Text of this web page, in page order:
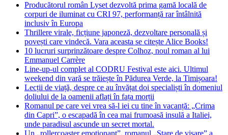
Producătorul român Lyset dezvoltă prima gamă locală de
corpuri de iluminat cu CRI 97, performanță rar întâlnită
inclusiv în Europa
Thrillere virale, ficțiune japoneză, dezvoltare personală și
povești care vindecă. Vara aceasta se citește Alice Books!
10 lucruri surprinzătoare despre Colhoz, noul roman al lui
Emmanuel Carrère
Line-up-ul complet al CODRU Festival este aici. Ultimul
weekend din vară se trăiește în Pădurea Verde, la Timișoara!
Lecții de viață, despre ce au învățat doi specialiști în domeniul
doliului de la oamenii aflați în fața morții
Romanul pe care vei vrea să-l iei cu tine în vacanță: „Crima
din Capri”, o escapadă în cea mai frumoasă insulă a Italiei,
unde paradisul ascunde un secret mortal.